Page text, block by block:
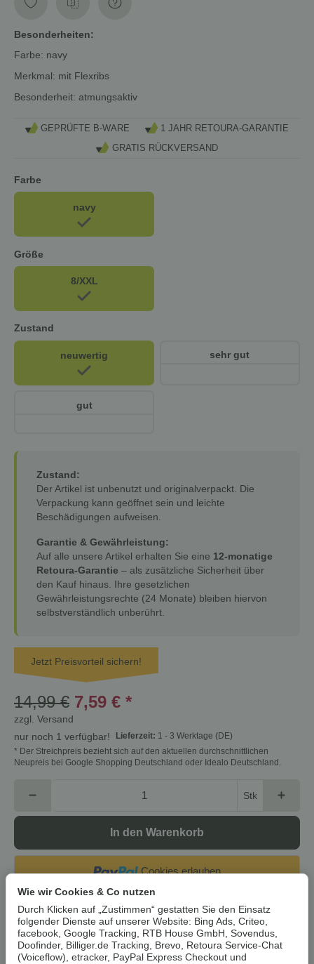
Besonderheiten:
Farbe: navy
Merkmal: mit Flexribs
Besonderheit: atmungsaktiv
GEPRÜFTE B-WARE
1 JAHR RETOURA-GARANTIE
GRATIS RÜCKVERSAND
Farbe
navy
Größe
8/XXL
Zustand
neuwertig sehr gut
gut
Zustand:
Der Artikel ist unbenutzt und originalverpackt. Die
Verpackung kann geöffnet sein und leichte
Beschädigungen aufweisen.
Garantie & Gewährleistung:
Auf alle unsere Artikel erhalten Sie eine 12-monatige
Retoura-Garantie – als zusätzliche Sicherheit über
den Kauf hinaus. Ihre gesetzlichen
Gewährleistungsrechte (24 Monate) bleiben hiervon
selbstverständlich unberührt.
Jetzt Preisvorteil sichern!
14,99 € 7,59 € *
zzgl. Versand
nur noch 1 verfügbar!
Lieferzeit: 1 - 3 Werktage (DE)
* Der Streichpreis bezieht sich auf den aktuellen durchschnittlichen
Neupreis bei Google Shopping Deutschland oder Idealo Deutschland.
Stk
In den Warenkorb
Cookies erlauben
Artikelnummer: 4335754079382Z1
HAN:100380247008
Kategorie:Herren
Wie wir Cookies & Co nutzen
Durch Klicken auf „Zustimmen“ gestatten Sie den Einsatz
folgender Dienste auf unserer Website: Bing Ads, Criteo,
facebook, Google Tracking, RTB House GmbH, Sovendus,
Doofinder, Billiger.de Tracking, Brevo, Retoura Service-Chat
(Voiceflow), etracker, PayPal Express Checkout und